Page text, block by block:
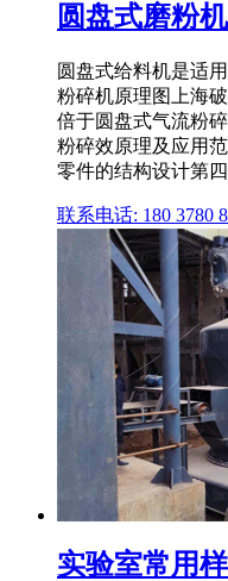
圆盘式磨粉
圆盘式给料机是适
粉碎机原理图上海
倍于圆盘式气流粉
粉碎效原理及应用
零件的结构设计第
联系电话: 180 3780
实验室常用